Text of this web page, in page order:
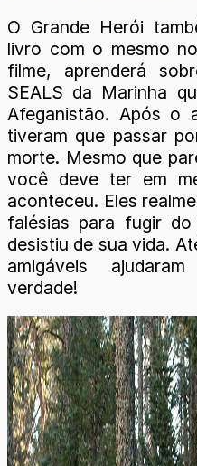
O Grande Herói
livro com o mesmo
filme, aprenderá
SEALS da Marinha
Afeganistão. Após o
tiveram que passar
morte. Mesmo que
você deve ter em
aconteceu. Eles
falésias para fugir
desistiu de sua vida.
amigáveis
verdade!